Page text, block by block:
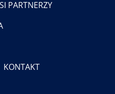
PARTNERZY
KONTAKT